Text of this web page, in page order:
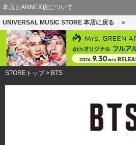
本店とANNEX店について
UNIVERSAL MUSIC STORE 本店に戻る ＞
STOREトップ> BTS